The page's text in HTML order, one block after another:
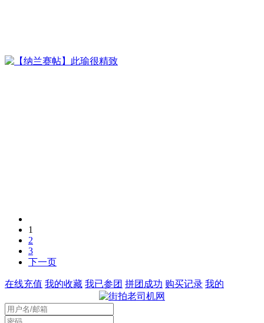
1
2
3
下一页
在线充值 我的收藏 我已参团 拼团成功 购买记录 我的